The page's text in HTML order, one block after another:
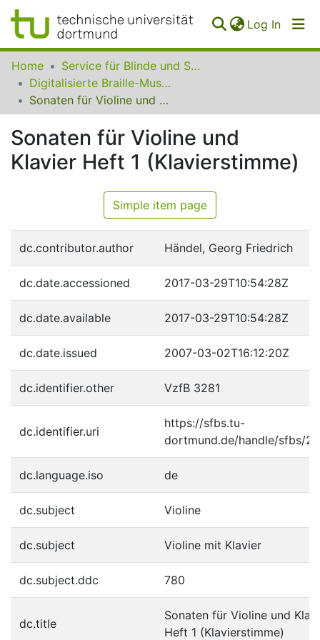
Log In
Communities
Collections
FAQ
Home
Service für Blinde und Sehbehinderte der UB Dortmund
Digitalisierte Braille-Musik-Matrizen des VzfB
Sonaten für Violine und Klavier Heft 1 (Klavierstimme)
Sonaten für Violine und
Klavier Heft 1 (Klavierstimme)
Simple item page
dc.contributor.author Händel, Georg Friedrich
dc.date.accessioned 2017-03-29T10:54:28Z
dc.date.available 2017-03-29T10:54:28Z
dc.date.issued 2007-03-02T16:12:20Z
dc.identifier.other VzfB 3281
dc.identifier.uri
https://sfbs.tu-
dortmund.de/handle/sfbs/
dc.language.iso de
dc.subject Violine
dc.subject Violine mit Klavier
dc.subject.ddc 780
dc.title
Sonaten für Violine und
Heft 1 (Klavierstimme)